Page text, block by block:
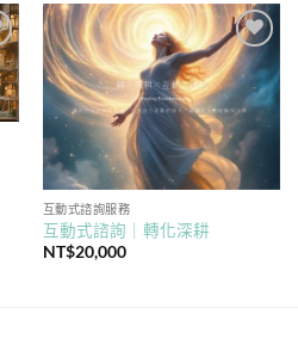
互動式諮詢服務
互動式諮詢｜轉化深耕
NT$20,000